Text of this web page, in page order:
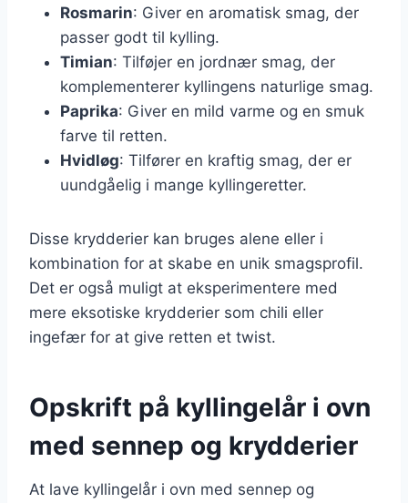
Rosmarin: Giver en aromatisk smag, der
passer godt til kylling.
Timian: Tilføjer en jordnær smag, der
komplementerer kyllingens naturlige smag.
Paprika: Giver en mild varme og en smuk
farve til retten.
Hvidløg: Tilfører en kraftig smag, der er
uundgåelig i mange kyllingeretter.
Disse krydderier kan bruges alene eller i
kombination for at skabe en unik smagsprofil.
Det er også muligt at eksperimentere med
mere eksotiske krydderier som chili eller
ingefær for at give retten et twist.
Opskrift på kyllingelår i ovn
med sennep og krydderier
At lave kyllingelår i ovn med sennep og